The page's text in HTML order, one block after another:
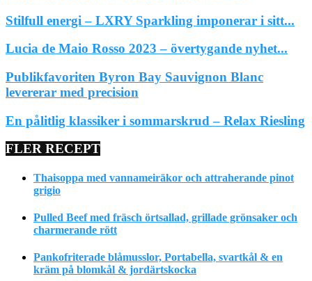
Stilfull energi – LXRY Sparkling imponerar i sitt...
Lucia de Maio Rosso 2023 – övertygande nyhet...
Publikfavoriten Byron Bay Sauvignon Blanc
levererar med precision
En pålitlig klassiker i sommarskrud – Relax Riesling
FLER RECEPT
Thaisoppa med vannameiräkor och attraherande pinot
grigio
Pulled Beef med fräsch örtsallad, grillade grönsaker och
charmerande rött
Pankofriterade blåmusslor, Portabella, svartkål & en
kräm på blomkål & jordärtskocka